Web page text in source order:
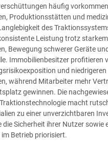
häufig
Produktionsstätten und
des
Leistung trotz starkem
Bewegung schwerer Geräte
Immobilienbesitzer profitieren
und niedrigeren
während Mitarbeiter mehr
gewinnen. Die
macht
zu einer unverzichtbaren
die Sicherheit ihrer Nutzer sowie
Betrieb priorisiert.